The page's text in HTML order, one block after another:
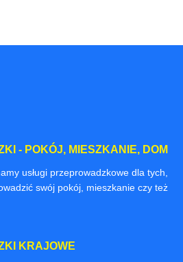
- POKÓJ, MIESZKANIE, DOM
usługi przeprowadzkowe dla tych,
swój pokój, mieszkanie czy też
KRAJOWE